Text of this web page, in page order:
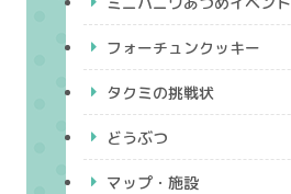
フォーチュンクッキー
タクミの挑戦状
どうぶつ
マップ・施設